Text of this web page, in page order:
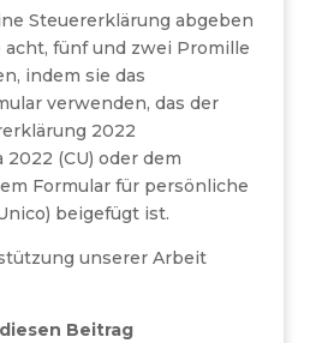
Steuererklärung abgeben
fünf und zwei Promille
indem sie das
verwenden, das der
2022
(CU) oder dem
Formular für persönliche
beigefügt ist.
unserer Arbeit
Beitrag